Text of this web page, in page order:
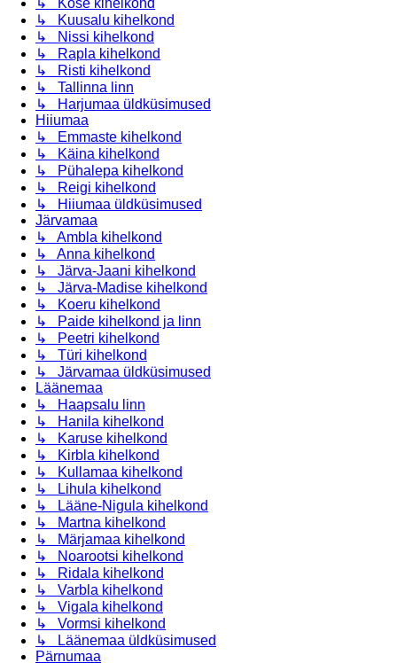
↳ Kose kihelkond
↳ Kuusalu kihelkond
↳ Nissi kihelkond
↳ Rapla kihelkond
↳ Risti kihelkond
↳ Tallinna linn
↳ Harjumaa üldküsimused
Hiiumaa
↳ Emmaste kihelkond
↳ Käina kihelkond
↳ Pühalepa kihelkond
↳ Reigi kihelkond
↳ Hiiumaa üldküsimused
Järvamaa
↳ Ambla kihelkond
↳ Anna kihelkond
↳ Järva-Jaani kihelkond
↳ Järva-Madise kihelkond
↳ Koeru kihelkond
↳ Paide kihelkond ja linn
↳ Peetri kihelkond
↳ Türi kihelkond
↳ Järvamaa üldküsimused
Läänemaa
↳ Haapsalu linn
↳ Hanila kihelkond
↳ Karuse kihelkond
↳ Kirbla kihelkond
↳ Kullamaa kihelkond
↳ Lihula kihelkond
↳ Lääne-Nigula kihelkond
↳ Martna kihelkond
↳ Märjamaa kihelkond
↳ Noarootsi kihelkond
↳ Ridala kihelkond
↳ Varbla kihelkond
↳ Vigala kihelkond
↳ Vormsi kihelkond
↳ Läänemaa üldküsimused
Pärnumaa